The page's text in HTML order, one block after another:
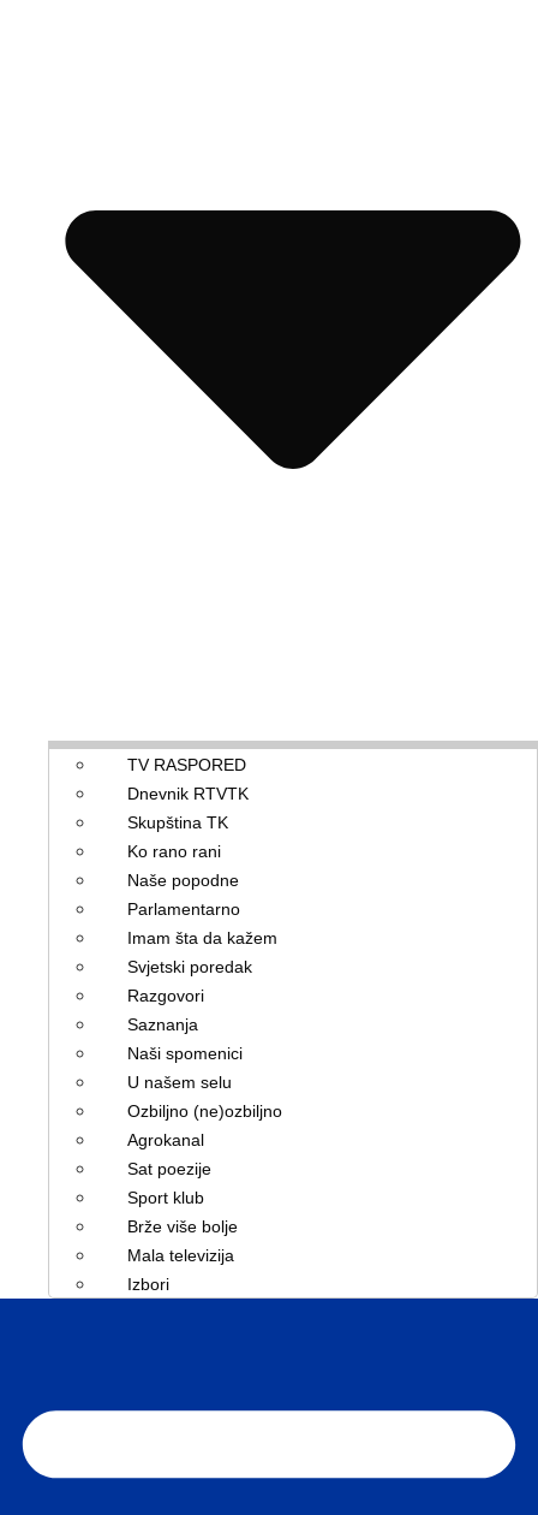
TV RASPORED
Dnevnik RTVTK
Skupština TK
Ko rano rani
Naše popodne
Parlamentarno
Imam šta da kažem
Svjetski poredak
Razgovori
Saznanja
Naši spomenici
U našem selu
Ozbiljno (ne)ozbiljno
Agrokanal
Sat poezije
Sport klub
Brže više bolje
Mala televizija
Izbori